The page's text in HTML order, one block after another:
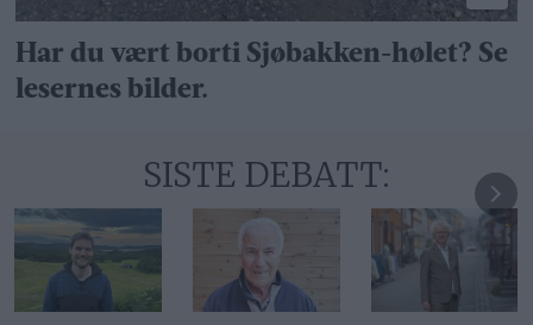
Har du vært borti Sjøbakken-hølet? Se
lesernes bilder.
SISTE DEBATT: